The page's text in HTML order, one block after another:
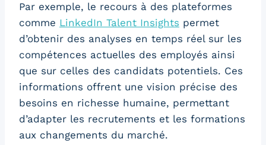
Par exemple, le recours à des plateformes
comme LinkedIn Talent Insights permet
d’obtenir des analyses en temps réel sur les
compétences actuelles des employés ainsi
que sur celles des candidats potentiels. Ces
informations offrent une vision précise des
besoins en richesse humaine, permettant
d’adapter les recrutements et les formations
aux changements du marché.